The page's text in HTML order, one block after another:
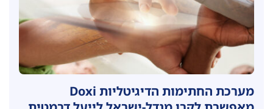
מערכת החתימות הדיגיטליות Doxi